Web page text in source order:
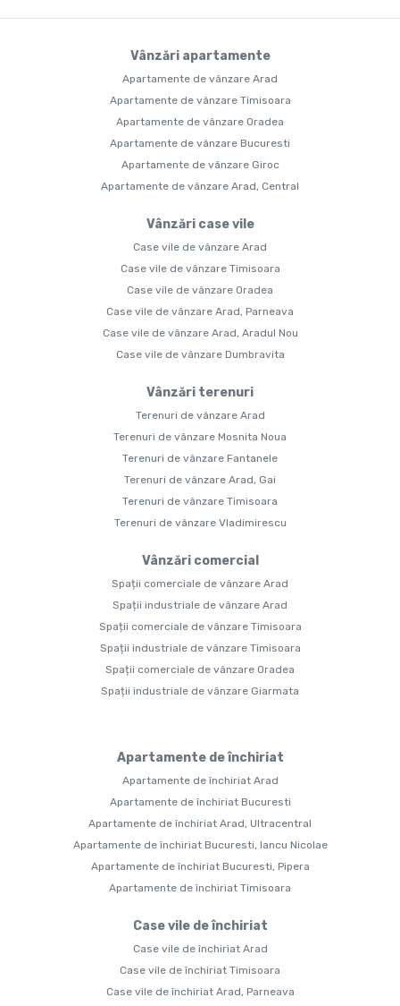
Vânzări apartamente
Apartamente de vânzare Arad
Apartamente de vânzare Timisoara
Apartamente de vânzare Oradea
Apartamente de vânzare Bucuresti
Apartamente de vânzare Giroc
Apartamente de vânzare Arad, Central
Vânzări case vile
Case vile de vânzare Arad
Case vile de vânzare Timisoara
Case vile de vânzare Oradea
Case vile de vânzare Arad, Parneava
Case vile de vânzare Arad, Aradul Nou
Case vile de vânzare Dumbravita
Vânzări terenuri
Terenuri de vânzare Arad
Terenuri de vânzare Mosnita Noua
Terenuri de vânzare Fantanele
Terenuri de vânzare Arad, Gai
Terenuri de vânzare Timisoara
Terenuri de vânzare Vladimirescu
Vânzări comercial
Spații comerciale de vânzare Arad
Spații industriale de vânzare Arad
Spații comerciale de vânzare Timisoara
Spații industriale de vânzare Timisoara
Spații comerciale de vânzare Oradea
Spații industriale de vânzare Giarmata
Apartamente de închiriat
Apartamente de închiriat Arad
Apartamente de închiriat Bucuresti
Apartamente de închiriat Arad, Ultracentral
Apartamente de închiriat Bucuresti, Iancu Nicolae
Apartamente de închiriat Bucuresti, Pipera
Apartamente de închiriat Timisoara
Case vile de închiriat
Case vile de închiriat Arad
Case vile de închiriat Timisoara
Case vile de închiriat Arad, Parneava